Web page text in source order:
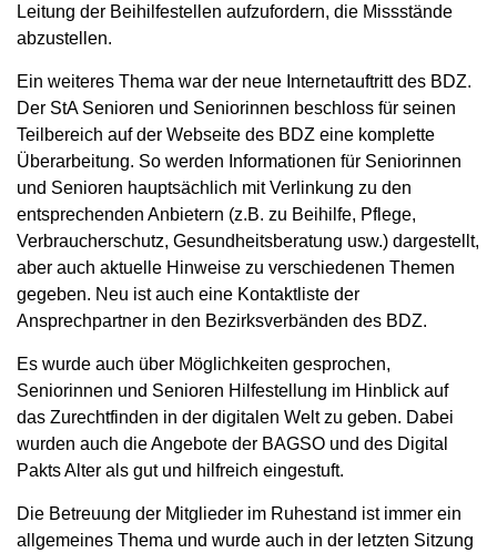
Leitung der Beihilfestellen aufzufordern, die Missstände
abzustellen.
Ein weiteres Thema war der neue Internetauftritt des BDZ.
Der StA Senioren und Seniorinnen beschloss für seinen
Teilbereich auf der Webseite des BDZ eine komplette
Überarbeitung. So werden Informationen für Seniorinnen
und Senioren hauptsächlich mit Verlinkung zu den
entsprechenden Anbietern (z.B. zu Beihilfe, Pflege,
Verbraucherschutz, Gesundheitsberatung usw.) dargestellt,
aber auch aktuelle Hinweise zu verschiedenen Themen
gegeben. Neu ist auch eine Kontaktliste der
Ansprechpartner in den Bezirksverbänden des BDZ.
Es wurde auch über Möglichkeiten gesprochen,
Seniorinnen und Senioren Hilfestellung im Hinblick auf
das Zurechtfinden in der digitalen Welt zu geben. Dabei
wurden auch die Angebote der BAGSO und des Digital
Pakts Alter als gut und hilfreich eingestuft.
Die Betreuung der Mitglieder im Ruhestand ist immer ein
allgemeines Thema und wurde auch in der letzten Sitzung